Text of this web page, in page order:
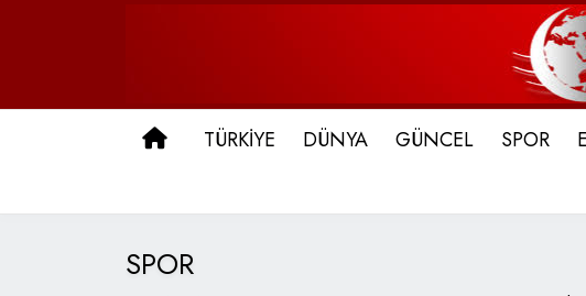
ANA SAYFA
TÜRKİYE DÜNYA GÜNCEL SPOR
SPOR